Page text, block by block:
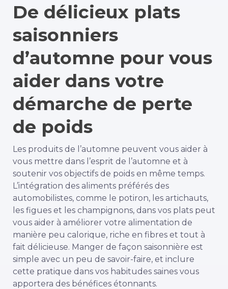
De délicieux plats
saisonniers
d’automne pour vous
aider dans votre
démarche de perte
de poids
Les produits de l’automne peuvent vous aider à
vous mettre dans l’esprit de l’automne et à
soutenir vos objectifs de poids en même temps.
L’intégration des aliments préférés des
automobilistes, comme le potiron, les artichauts,
les figues et les champignons, dans vos plats peut
vous aider à améliorer votre alimentation de
manière peu calorique, riche en fibres et tout à
fait délicieuse. Manger de façon saisonnière est
simple avec un peu de savoir-faire, et inclure
cette pratique dans vos habitudes saines vous
apportera des bénéfices étonnants.